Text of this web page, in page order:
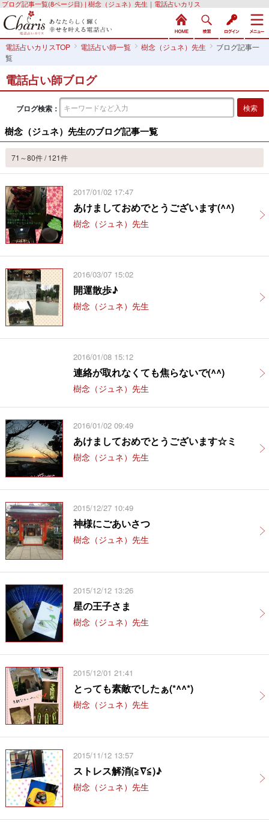
ブログ記事一覧(8ページ目) | 樹念（ジュネ）先生｜電話占いカリス
電話占いカリスTOP 電話占い師一覧 樹念（ジュネ）先生
ブログ記事一
覧
電話占い師ブログ
ブログ検索：
樹念（ジュネ）先生のブログ記事一覧
71～80件 / 121件
2017/01/02 17:47
あけましておめでとうございます(^^)
樹念（ジュネ）先生
2016/03/07 15:02
開運散歩♪
樹念（ジュネ）先生
2016/01/08 15:12
連絡が取れなくても焦らないで(^^)
樹念（ジュネ）先生
2016/01/02 09:49
あけましておめでとうございます☆ミ
樹念（ジュネ）先生
2015/12/27 10:49
神様にごあいさつ
樹念（ジュネ）先生
2015/12/12 13:26
星の王子さま
樹念（ジュネ）先生
2015/12/01 21:41
とっても素敵でしたぁ(*^^*)
樹念（ジュネ）先生
2015/11/12 13:57
ストレス解消(≧∇≦)♪
樹念（ジュネ）先生